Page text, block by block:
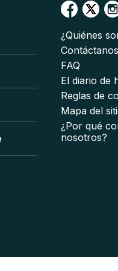
¿Quiénes
Contáctanos
FAQ
El diario de
Reglas de
Mapa del
¿Por qué
nosotros?